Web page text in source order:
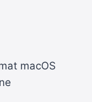
macOS